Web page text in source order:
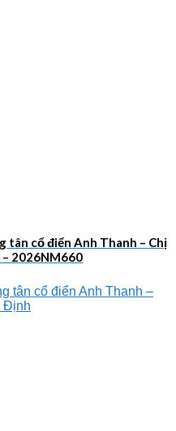
tân cổ điển Anh Thanh – Chị
2026NM660
tân cổ điển Anh Thanh –
Định